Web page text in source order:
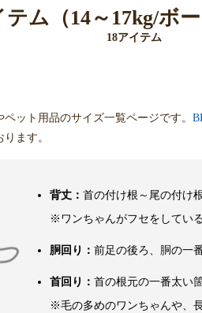
ム（14～17kg/ボ
18アイテム
ット用品のサイズ一覧ページです。
ます。
背丈： 首の付け根～尾の付け根
※ワンちゃんがフセをしてい
胴回り： 前足の後ろ、胴の一
首回り： 首の根元の一番太い
※毛の多めのワンちゃんや、